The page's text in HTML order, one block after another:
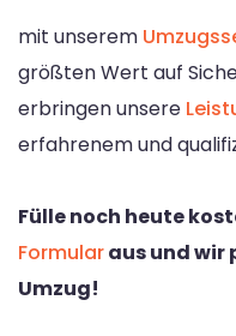
mit unserem
größten Wert auf
erbringen unsere
erfahrenem und
Fülle noch heute
Formularaus und wir
Umzug!